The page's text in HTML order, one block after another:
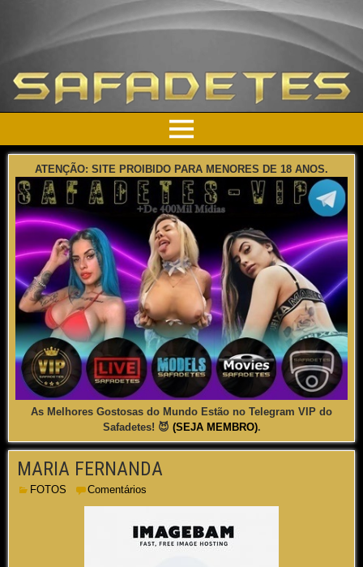
ATENÇÃO: SITE PROIBIDO PARA MENORES DE 18 ANOS.
As Melhores Gostosas do Mundo Estão no Telegram VIP do
Safadetes! 😈 (SEJA MEMBRO).
MARIA FERNANDA
FOTOS Comentários